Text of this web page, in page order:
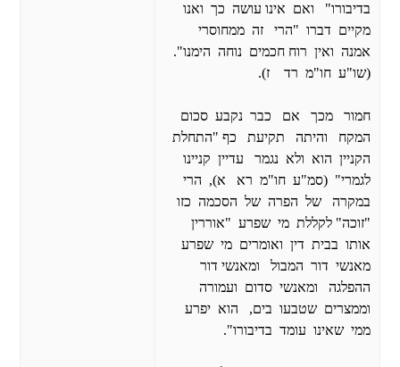
בדיבורו" ואם אינו עושה כך ואנו
מקיים דברו "הרי זה ממחוסרי
אמנה ואין רוח חכמים נוחה הימנו".
(שו"ע חו"מ רד ז).
חמור מכך אם כבר נקבע סכום
המקח והיתה תקיעת כף "התחלת
הקניין הוא ולא נגמר עדיין קניינו
לגמרי" (סמ"ע חו"מ רא א), הרי
במקרה של הפרה של הסכמה כזו
"זוכה" לקללת מי שפרע "אוררין
אותו בבית דין ואומרים מי שפרע
מאנשי דור המבול ומאנשי דור
ההפלגה ומאנשי סדום ועמורה
וממצרים שטבעו בים, הוא יפרע
ממי שאינו עומד בדיבורו".